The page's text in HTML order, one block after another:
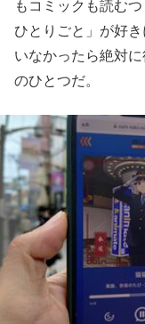
もコミックも読む
ひとりごと」が好
いなかったら絶対
のひとつだ。